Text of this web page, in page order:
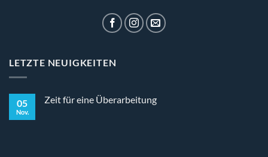
LETZTE NEUIGKEITEN
05
Nov.
Zeit für eine Überarbeitung